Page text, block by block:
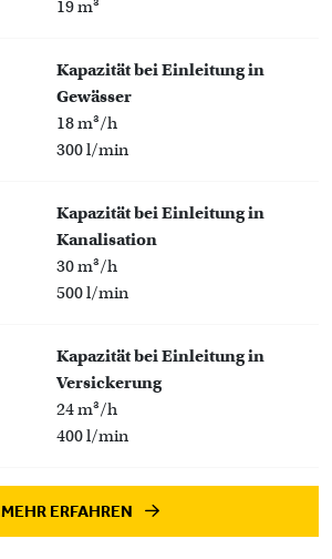
19 m³
Kapazität bei Einleitung in
Gewässer
18 m³/h
300 l/min
Kapazität bei Einleitung in
Kanalisation
30 m³/h
500 l/min
Kapazität bei Einleitung in
Versickerung
24 m³/h
400 l/min
MEHR ERFAHREN